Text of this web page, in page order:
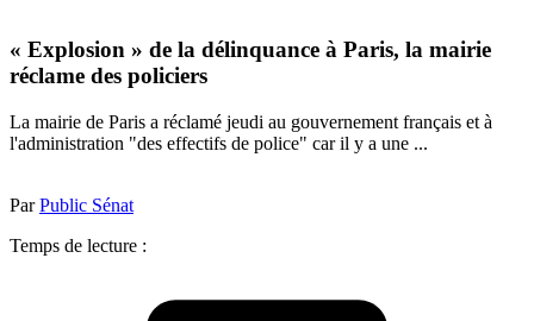
« Explosion » de la délinquance à Paris, la mairie
réclame des policiers
La mairie de Paris a réclamé jeudi au gouvernement français et à
l'administration "des effectifs de police" car il y a une ...
ParPublic Sénat
Temps de lecture :